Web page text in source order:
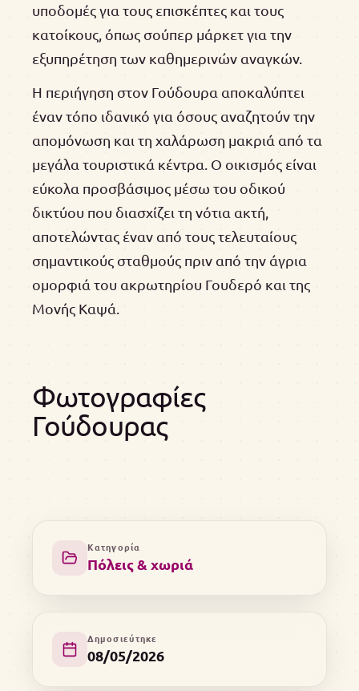
υποδομές για τους επισκέπτες και τους
κατοίκους, όπως σούπερ μάρκετ για την
εξυπηρέτηση των καθημερινών αναγκών.
Η περιήγηση στον Γούδουρα αποκαλύπτει
έναν τόπο ιδανικό για όσους αναζητούν την
απομόνωση και τη χαλάρωση μακριά από τα
μεγάλα τουριστικά κέντρα. Ο οικισμός είναι
εύκολα προσβάσιμος μέσω του οδικού
δικτύου που διασχίζει τη νότια ακτή,
αποτελώντας έναν από τους τελευταίους
σημαντικούς σταθμούς πριν από την άγρια
ομορφιά του ακρωτηρίου Γουδερό και της
Μονής Καψά.
Φωτογραφίες
Γούδουρας
Κατηγορία
Πόλεις & χωριά
Δημοσιεύτηκε
08/05/2026